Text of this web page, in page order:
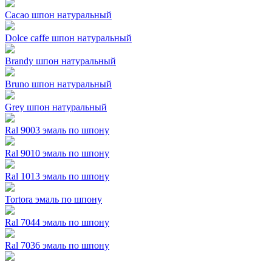
Cacao шпон натуральный
Dolce caffe шпон натуральный
Brandy шпон натуральный
Bruno шпон натуральный
Grey шпон натуральный
Ral 9003 эмаль по шпону
Ral 9010 эмаль по шпону
Ral 1013 эмаль по шпону
Tortora эмаль по шпону
Ral 7044 эмаль по шпону
Ral 7036 эмаль по шпону